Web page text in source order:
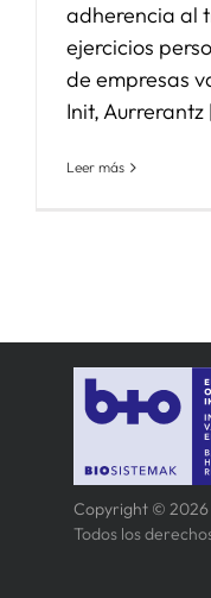
adherencia al
ejercicios
de empresas
Init, Aurrerantz
Leer más
Copyright © 2026
Todos los